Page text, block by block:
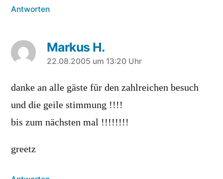
Antworten
Markus H.
sagt:
22.08.2005 um 13:20 Uhr
danke an alle gäste für den zahlreichen besuch
und die geile stimmung !!!!
bis zum nächsten mal !!!!!!!!
greetz